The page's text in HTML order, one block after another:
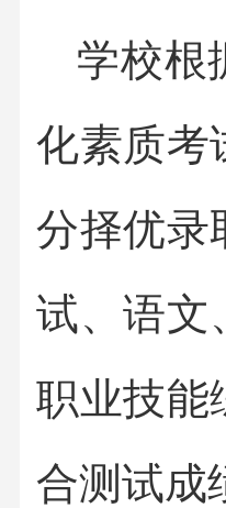
学校根
化素质考
分择优录
试、语文
职业技能
合测试成